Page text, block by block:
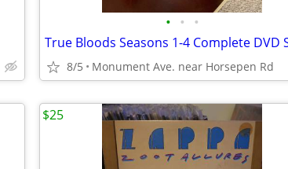
• • •
True Bloods Seasons 1-4 Complete DVD
8/5 Monument Ave. near Horsepen Rd
$25